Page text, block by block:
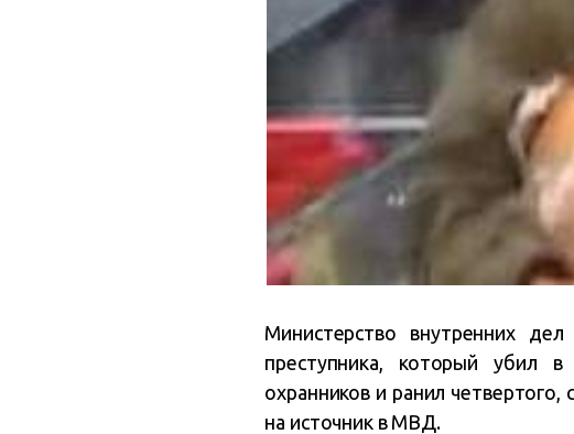
Министерство внутренних
преступника, который убил
охранников и ранил
на источник в МВД.